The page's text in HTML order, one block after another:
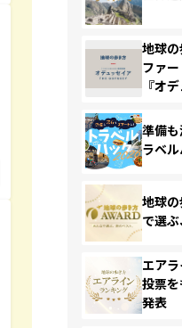
地球
ファ
『オ
準備
ラベ
地球
で選ぶ
エア
投票
発表